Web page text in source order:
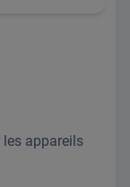
les appareils